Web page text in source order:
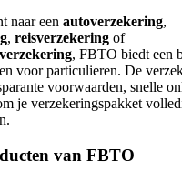
naar een autoverzekering,
, reisverzekering of
, FBTO biedt een
voor particulieren. De
voorwaarden, snelle
je verzekeringspakket
van FBTO